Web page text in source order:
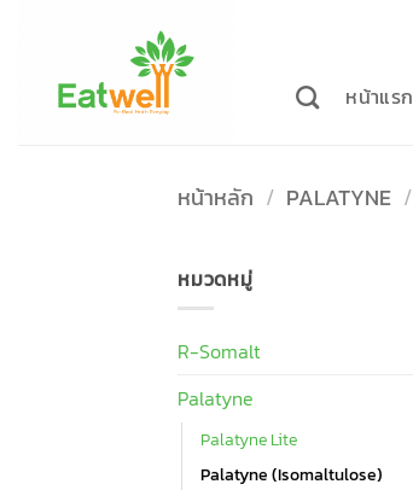
หน้าแรก
หน้าหลัก / PALATYNE /
หมวดหมู่
R-Somalt
Palatyne
Palatyne Lite
Palatyne (Isomaltulose)